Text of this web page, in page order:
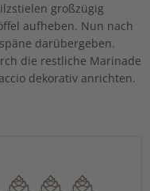
großzügig
aufheben. Nun nach
darübergeben.
die restliche Marinade
dekorativ anrichten.